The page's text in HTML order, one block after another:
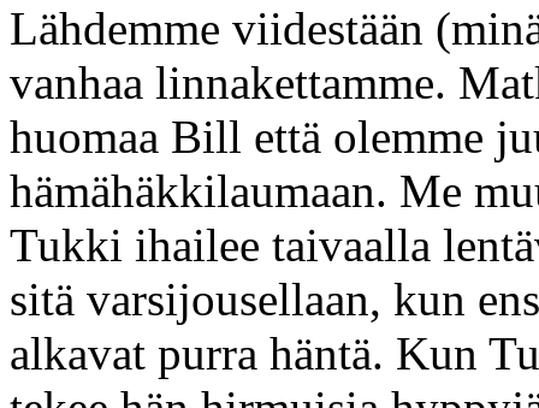
Lähdemme viidestään
vanhaa linnakettamme.
huomaa Bill että olemme
hämähäkkilaumaan. Me
Tukki ihailee taivaalla
sitä varsijousellaan, kun
alkavat purra häntä. Kun